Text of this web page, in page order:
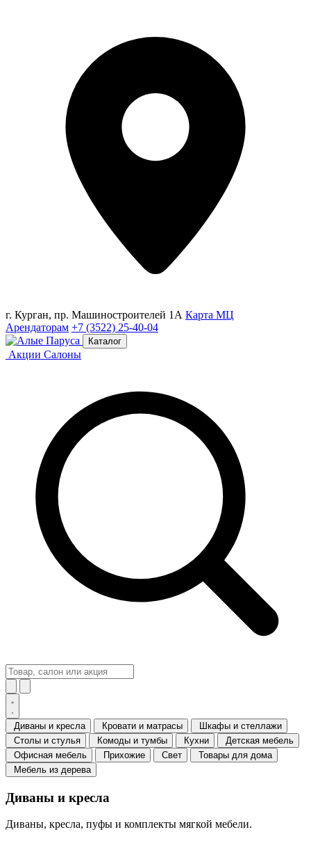
г. Курган, пр. Машиностроителей 1А Карта МЦ
Арендаторам +7 (3522) 25-40-04
Каталог
Акции Салоны
Диваны и кресла Кровати и матрасы
Шкафы и стеллажи
Столы и стулья
Комоды и тумбы Кухни
Детская мебель
Офисная мебель
Прихожие Свет
Товары для дома
Мебель из дерева
Диваны и кресла
Диваны, кресла, пуфы и комплекты мягкой мебели.